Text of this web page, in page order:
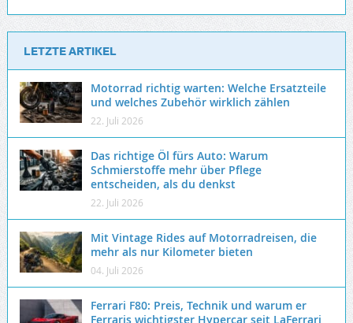
LETZTE ARTIKEL
Motorrad richtig warten: Welche Ersatzteile
und welches Zubehör wirklich zählen
22. Juli 2026
Das richtige Öl fürs Auto: Warum
Schmierstoffe mehr über Pflege
entscheiden, als du denkst
22. Juli 2026
Mit Vintage Rides auf Motorradreisen, die
mehr als nur Kilometer bieten
04. Juli 2026
Ferrari F80: Preis, Technik und warum er
Ferraris wichtigster Hypercar seit LaFerrari